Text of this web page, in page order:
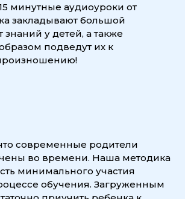
минутные аудиоуроки от
закладывают большой
знаний у детей, а также
подведут их к
современные родители
во времени. Наша методика
минимального участия
обучения. Загруженным